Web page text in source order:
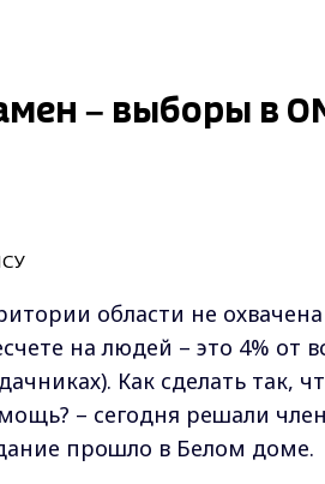
– выборы в
области не
на людей – это 4% от
Как сделать
– сегодня решали
прошло в Белом доме.